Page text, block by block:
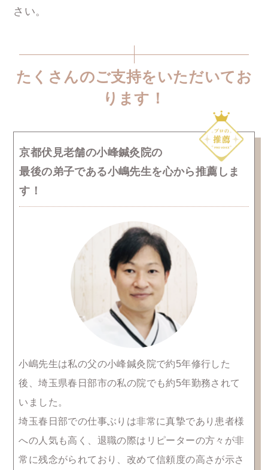
さい。
たくさんのご支持をいただいてお
ります！
京都伏見老舗の小峰鍼灸院の
最後の弟子である小嶋先生を心から推薦しま
す！
小嶋先生は私の父の小峰鍼灸院で約5年修行した
後、埼玉県春日部市の私の院でも約5年勤務されて
いました。
埼玉春日部での仕事ぶりは非常に真摯であり患者様
への人気も高く、退職の際はリピーターの方々が非
常に残念がられており、改めて信頼度の高さが示さ